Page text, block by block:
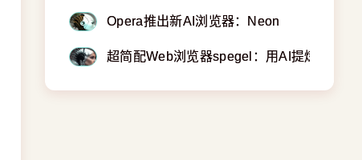
Opera推出新AI浏览器：Neon
超简配Web浏览器spegel：用AI提炼廋身网